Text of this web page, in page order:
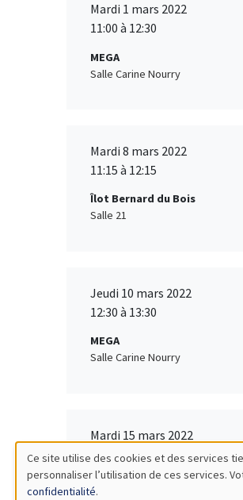
Mardi 1 mars 2022
11:00 à 12:30
MEGA
Salle Carine Nourry
Mardi 8 mars 2022
11:15 à 12:15
Îlot Bernard du Bois
Salle 21
Jeudi 10 mars 2022
12:30 à 13:30
MEGA
Salle Carine Nourry
Mardi 15 mars 2022
11:00 à 12:30
MEGA
Utilisation
Ce site utilise des cookies et des services
personnaliser l’utilisation de ces services.
confidentialité.